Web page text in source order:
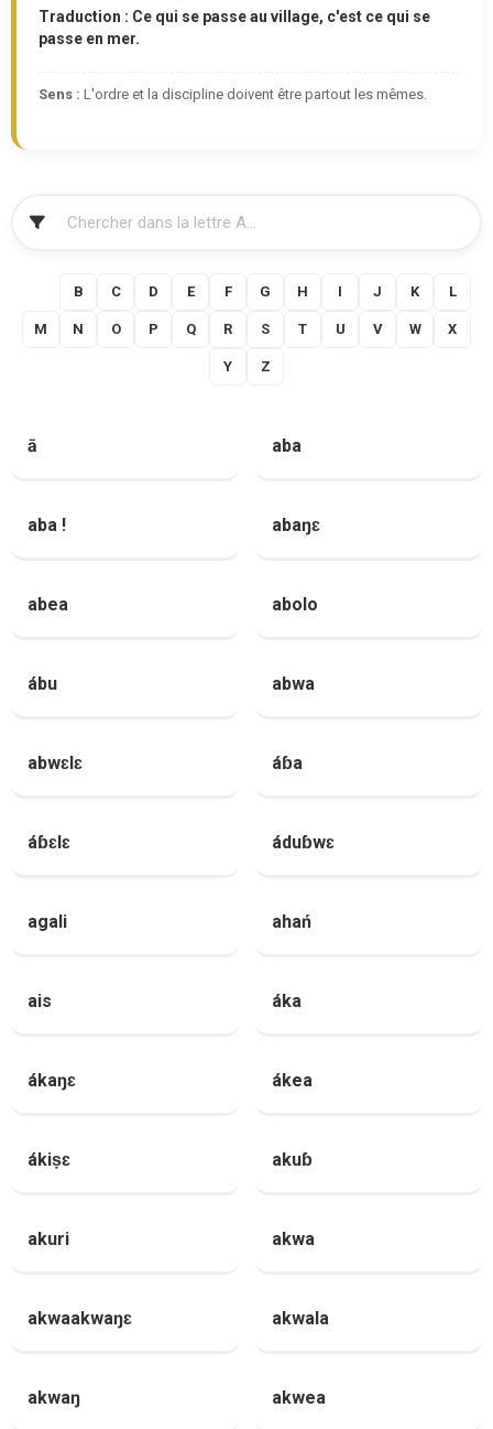
Traduction : Ce qui se passe au village, c'est ce qui se
passe en mer.
Sens : L'ordre et la discipline doivent être partout les mêmes.
B C D E F G H I J K L
M N O P Q R S T U V W X
Y Z
ā aba
aba ! abaŋɛ
abea abolo
ábu abwa
abwɛlɛ áɓa
áɓɛlɛ áduɓwɛ
agali ahań
ais áka
ákaŋɛ ákea
ákiṣɛ akuɓ
akuri akwa
akwaakwaŋɛ akwala
akwaŋ akwea